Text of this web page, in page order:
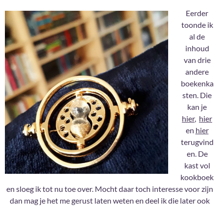
Eerder
toonde ik
al de
inhoud
van drie
andere
boekenka
sten. Die
kan je
hier, hier
en hier
terugvind
en. De
kast vol
kookboek
en sloeg ik tot nu toe over. Mocht daar toch interesse voor zijn
dan mag je het me gerust laten weten en deel ik die later ook